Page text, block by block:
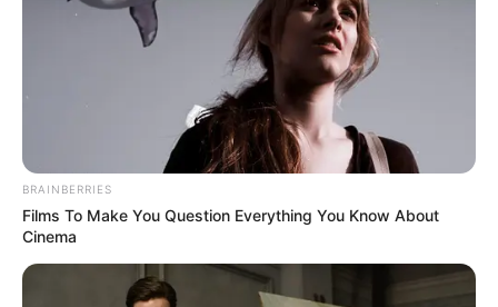
BRAINBERRIES
Films To Make You Question Everything You Know About
Cinema